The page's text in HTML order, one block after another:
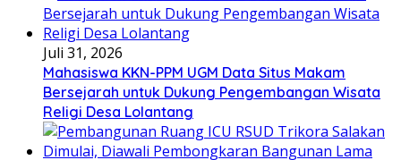
Juli 31, 2026
Mahasiswa KKN-PPM UGM Data Situs Makam
Bersejarah untuk Dukung Pengembangan Wisata
Religi Desa Lolantang